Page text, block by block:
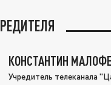
КОНСТАНТИН
Учредитель телеканала